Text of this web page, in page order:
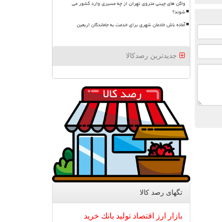
واگن های چینی متروی تهران از چه مسیری وارد کشور می
شوند؟
آماده باش خادمان شهری برای خدمت به جاماندگان اربعین
جدیدترین رصدکالا
تگهای رصد كالا
بازار ارز اقتصاد تولید بانك خرید